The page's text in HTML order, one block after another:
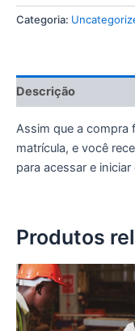
Categoria:
Descrição
Assim que a compra
matrícula, e você
para acessar e iniciar
Produtos